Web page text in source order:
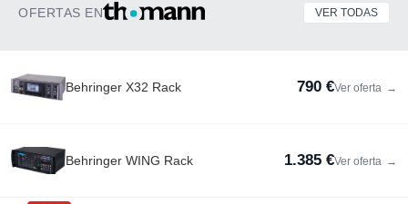
OFERTAS EN VER TODAS
Behringer X32 Rack 790 €Ver oferta →
Behringer WING Rack 1.385 €Ver oferta →